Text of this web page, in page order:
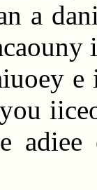
a
e